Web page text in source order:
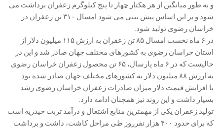
و به طور میانگین از هر هکتار چهار تا پنج کیلوگرم زعفران برداشت می
شود و بر این اساس پیش بینی می شود امسال ۳۱۰ تن زعفران در
خراسان رضوی تولید شود.
در ۶ ماه نخست امسال ۸۵ تن زعفران به ارزش ۱۱۵ میلیون دلار از
استان خراسان رضوی به کشورهای مختلف جهان صادر شد و این در
حالیست که در ۶ ماه پارسال، ۶۵ تن محصول زعفران خراسان رضوی
به ارزش ۸۸ میلیون دلار به کشورهای مختلف جهان صادر شده بود.
با افزایش قیمت دلار میزان صادرات زعفران خراسان رضوی رشد
بسیار داشت و این روند نیز همچنان ادامه دارد.
تولید زعفران یکی از مهمترین منابع اشتغال و درآمد تربت حیدریه است
که برای حدود ۴۰۰ هزار نفرروز طی مراحل کاشت، داشت و برداشت